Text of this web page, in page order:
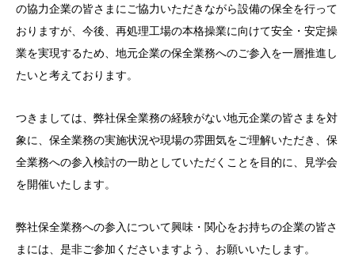
の協力企業の皆さまにご協力いただきながら設備の保全を行って
おりますが、今後、再処理工場の本格操業に向けて安全・安定操
業を実現するため、地元企業の保全業務へのご参入を一層推進し
たいと考えております。
つきましては、弊社保全業務の経験がない地元企業の皆さまを対
象に、保全業務の実施状況や現場の雰囲気をご理解いただき、保
全業務への参入検討の一助としていただくことを目的に、見学会
を開催いたします。
弊社保全業務への参入について興味・関心をお持ちの企業の皆さ
まには、是非ご参加くださいますよう、お願いいたします。